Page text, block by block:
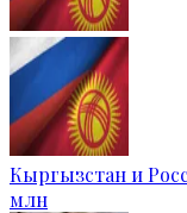
Кыргызстан и
млн